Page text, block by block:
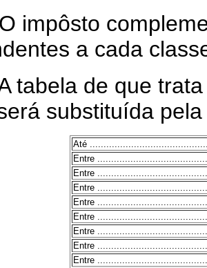
a cada
de que trata
substituída
Até
Entre
Entre
Entre
Entre
Entre
Entre
Entre
Entre